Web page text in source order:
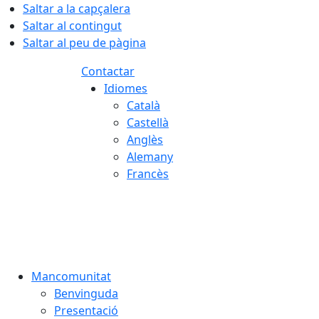
Saltar a la capçalera
Saltar al contingut
Saltar al peu de pàgina
Contactar
Idiomes
Català
Castellà
Anglès
Alemany
Francès
Mancomunitat
Benvinguda
Presentació